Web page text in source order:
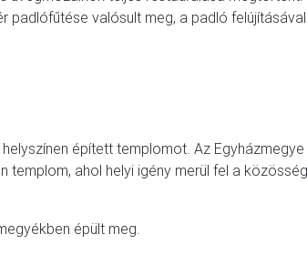
padlófűtése valósult meg, a padló felújításával
épített templomot. Az Egyházmegye
templom, ahol helyi igény merül fel a közösség
épült meg.